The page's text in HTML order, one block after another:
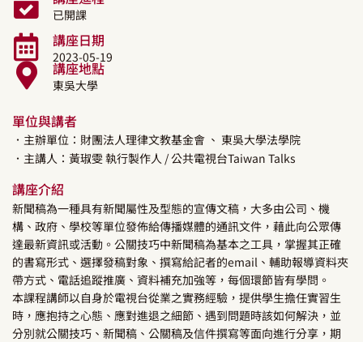
已開課
講座日期
2023-05-19
講座地點
東吳大學
單位與講者
．主辦單位：財團法人理律文教基金會 、 東吳大學法學院
．主講人： 黃琡雯 執行製作人 / 公共電視台Taiwan Talks
講座介紹
新聞稿為一種具有新聞屬性及型態的宣傳文稿，大多由公司、機
構、政府、學校等單位發佈給傳播媒體的通訊文件，藉此向公眾傳
達最新資訊或活動。公關技巧中新聞稿為基本之工具，掌握其正確
的書寫形式、選擇發稿對象、撰寫給記者的email、輔助報導資料夾
帶方式、電話追蹤推廣、資料補充加強等，每個環節皆有學問。
本課程講師以自身於電視台從業之實務經驗，提供學生擔任實習生
時，應抱持之心態、應對進退之細節、遇到問題時該如何解決，並
分別就公關技巧、新聞稿、公關稿及信件撰寫等面向進行分享，期